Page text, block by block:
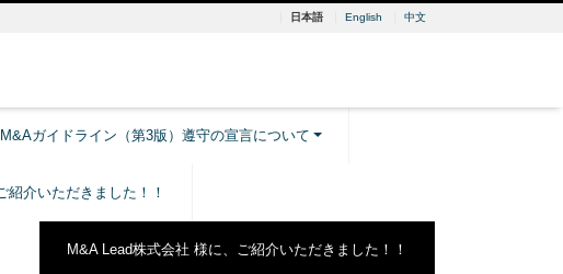
日本語 English 中文
ガイドライン（第3版）遵守の宣言について
紹介いただきました！！
M&A Lead株式会社 様に、ご紹介いただきました！！